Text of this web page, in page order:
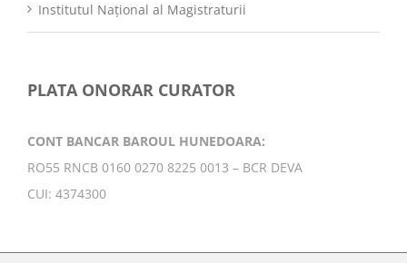
Institutul Național al Magistraturii
PLATA ONORAR CURATOR
CONT BANCAR BAROUL HUNEDOARA:
RO55 RNCB 0160 0270 8225 0013 – BCR DEVA
CUI: 4374300